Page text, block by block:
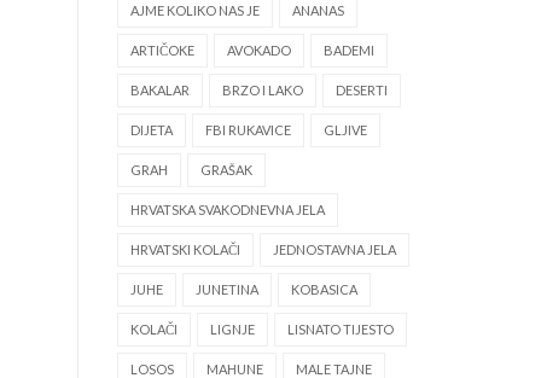
AJME KOLIKO NAS JE ANANAS
ARTIČOKE AVOKADO BADEMI
BAKALAR BRZO I LAKO DESERTI
DIJETA FBI RUKAVICE GLJIVE
GRAH GRAŠAK
HRVATSKA SVAKODNEVNA JELA
HRVATSKI KOLAČI JEDNOSTAVNA JELA
JUHE JUNETINA KOBASICA
KOLAČI LIGNJE LISNATO TIJESTO
LOSOS MAHUNE MALE TAJNE